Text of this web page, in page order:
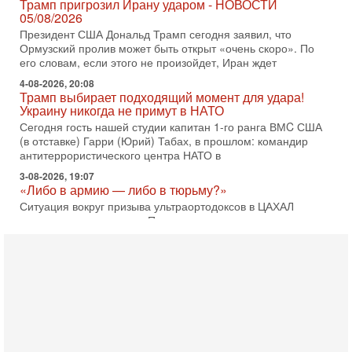
Трамп пригрозил Ирану ударом - НОВОСТИ
05/08/2026
Президент США Дональд Трамп сегодня заявил, что
Ормузский пролив может быть открыт «очень скоро». По
его словам, если этого не произойдет, Иран ждет
4-08-2026, 20:08
Трамп выбирает подходящий момент для удара!
Украину никогда не примут в НАТО
Сегодня гость нашей студии капитан 1-го ранга ВМC США
(в отставке) Гарри (Юрий) Табах, в прошлом: командир
антитеррористического центра НАТО в
3-08-2026, 19:07
«Либо в армию — либо в тюрьму?»
Ситуация вокруг призыва ультраортодоксов в ЦАХАЛ
достигла точки кипения. Попытки принять закон,